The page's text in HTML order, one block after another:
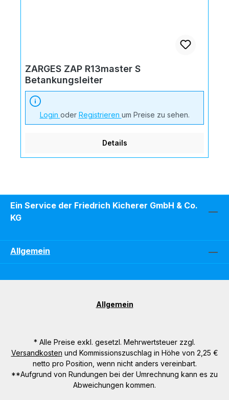
ZARGES ZAP R13master S
Betankungsleiter
Login oder Registrieren um Preise zu sehen.
Details
Ein Service der Friedrich Kicherer GmbH & Co.
KG
Allgemein
Allgemein
* Alle Preise exkl. gesetzl. Mehrwertsteuer zzgl.
Versandkosten und Kommissionszuschlag in Höhe von 2,25 €
netto pro Position, wenn nicht anders vereinbart.
**Aufgrund von Rundungen bei der Umrechnung kann es zu
Abweichungen kommen.